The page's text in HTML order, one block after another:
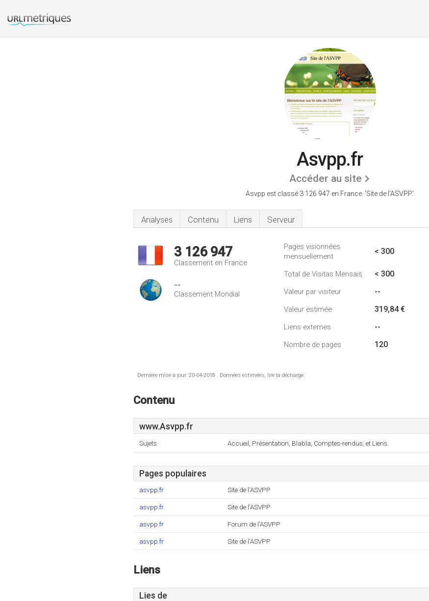
Asvpp.fr
Accéder au site
Asvpp est classé 3 126 947 en France. 'Site de l'ASVPP.'
Analyses Contenu Liens Serveur
3 126 947
Classement en France
--
Classement Mondial
Pages visionnées
mensuellement
< 300
Total de Visitas Mensais < 300
Valeur par visiteur --
Valeur estimée 319,84 €
Liens externes --
Nombre de pages 120
Dernière mise à jour: 20-04-2018 . Données estimées, lire la décharge.
Contenu
www.Asvpp.fr
Sujets: Accueil, Présentation, Blabla, Comptes-rendus, et Liens.
Pages populaires
asvpp.fr Site de l'ASVPP
asvpp.fr Site de l'ASVPP
asvpp.fr Forum de l'ASVPP
asvpp.fr Site de l'ASVPP
Liens
Lies de